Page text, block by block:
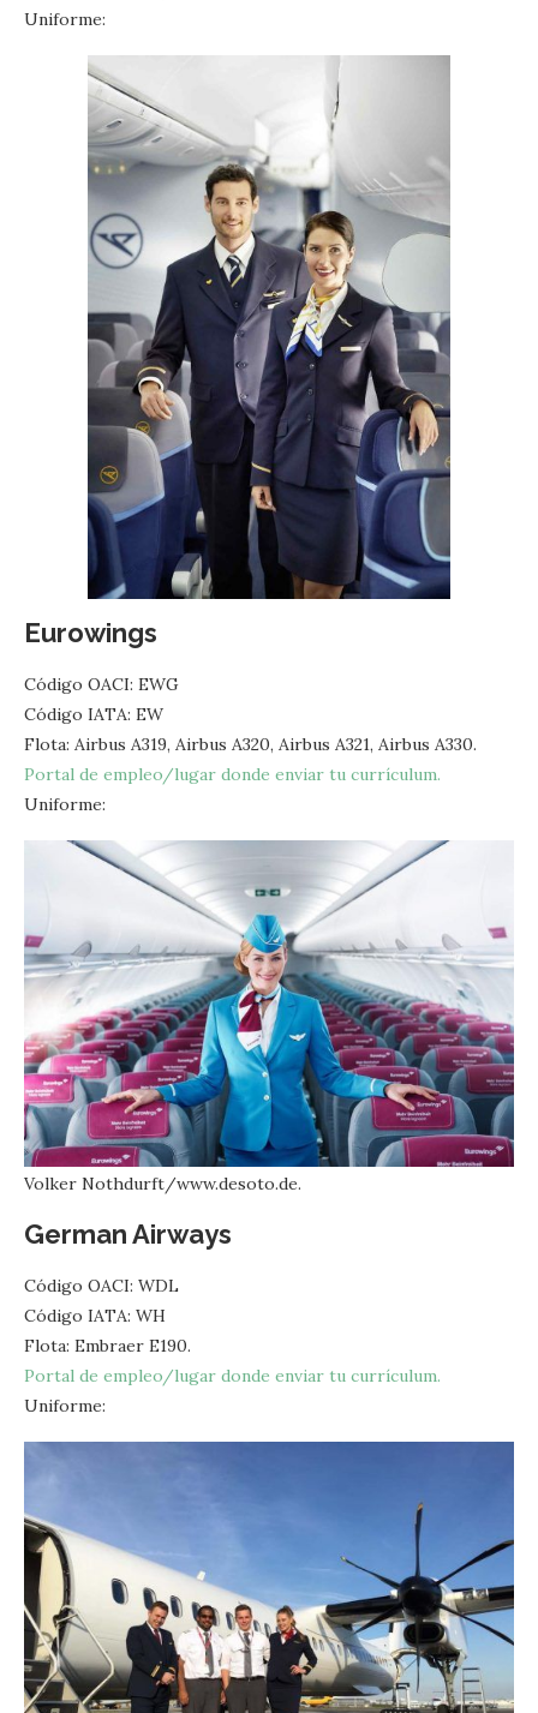
Uniforme:
Eurowings
Código OACI: EWG
Código IATA: EW
Flota: Airbus A319, Airbus A320, Airbus A321, Airbus A330.
Portal de empleo/lugar donde enviar tu currículum.
Uniforme:
Volker Nothdurft/www.desoto.de.
German Airways
Código OACI: WDL
Código IATA: WH
Flota: Embraer E190.
Portal de empleo/lugar donde enviar tu currículum.
Uniforme: